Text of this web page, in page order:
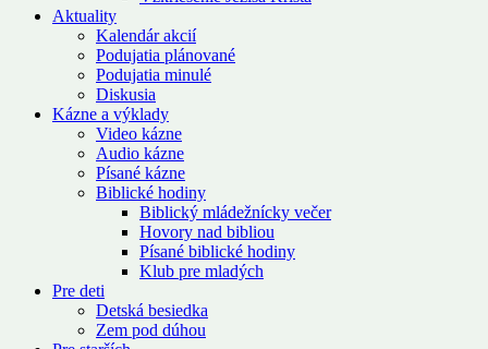
Aktuality
Kalendár akcií
Podujatia plánované
Podujatia minulé
Diskusia
Kázne a výklady
Video kázne
Audio kázne
Písané kázne
Biblické hodiny
Biblický mládežnícky večer
Hovory nad bibliou
Písané biblické hodiny
Klub pre mladých
Pre deti
Detská besiedka
Zem pod dúhou